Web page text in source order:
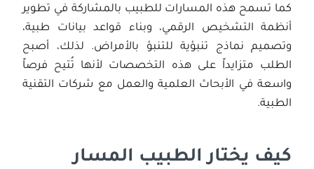
كما تسمح هذه المسارات للطبيب بالمشاركة في تطوير
أنظمة التشخيص الرقمي، وبناء قواعد بيانات طبية،
وتصميم نماذج تنبؤية للتنبؤ بالأمراض. لذلك، أصبح
الطلب متزايداً على هذه التخصصات لأنها تُتيح فرصاً
واسعة في الأبحاث العلمية والعمل مع شركات التقنية
الطبية.
كيف يختار الطبيب المسار